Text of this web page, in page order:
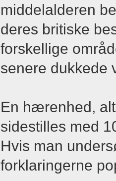
middelalderen
deres britiske
forskellige
senere dukkede
En hærenhed,
sidestilles med
Hvis man
forklaringerne